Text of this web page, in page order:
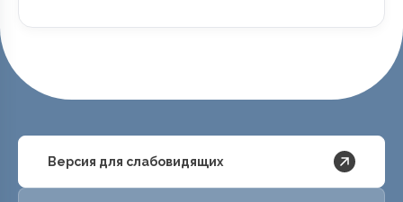
Версия для слабовидящих